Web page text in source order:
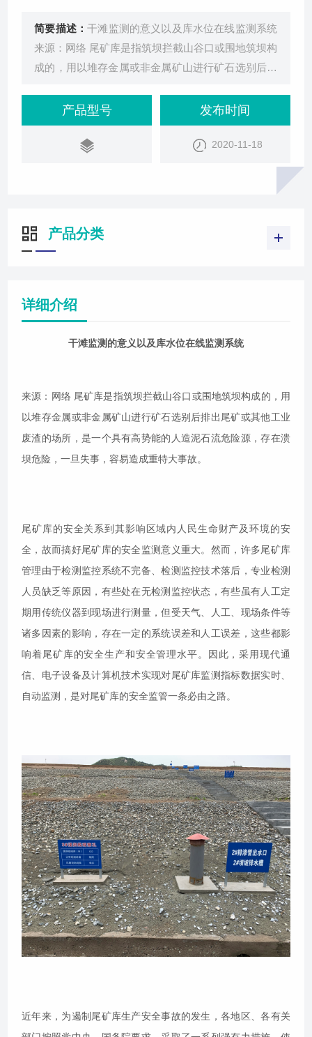
简要描述：干滩监测的意义以及库水位在线监测系统
来源：网络 尾矿库是指筑坝拦截山谷口或围地筑坝构
成的，用以堆存金属或非金属矿山进行矿石选别后排
人造泥石流危险源，存在溃坝危险，一旦失事，容易
造成重特大事故。尾矿库的安全
产品型号 发布时间
2020-11-18
产品分类
详细介绍
干滩监测的意义以及库水位在线监测系统
来源：网络 尾矿库是指筑坝拦截山谷口或围地筑坝构成的，用
以堆存金属或非金属矿山进行矿石选别后排出尾矿或其他工业
废渣的场所，是一个具有高势能的人造泥石流危险源，存在溃
坝危险，一旦失事，容易造成重特大事故。
尾矿库的安全关系到其影响区域内人民生命财产及环境的安
全，故而搞好尾矿库的安全监测意义重大。然而，许多尾矿库
管理由于检测监控系统不完备、检测监控技术落后，专业检测
人员缺乏等原因，有些处在无检测监控状态，有些虽有人工定
期用传统仪器到现场进行测量，但受天气、人工、现场条件等
诸多因素的影响，存在一定的系统误差和人工误差，这些都影
响着尾矿库的安全生产和安全管理水平。因此，采用现代通
信、电子设备及计算机技术实现对尾矿库监测指标数据实时、
自动监测，是对尾矿库的安全监管一条必由之路。
近年来，为遏制尾矿库生产安全事故的发生，各地区、各有关